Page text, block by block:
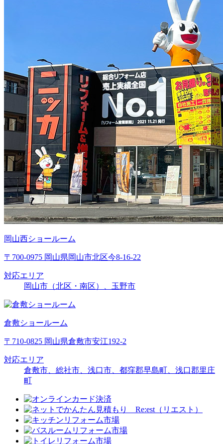
岡山西ショールーム
〒700-0975 岡山県岡山市北区今8-16-22
対応エリア
岡山市（北区・南区）、玉野市
倉敷ショールーム
〒710-0825 岡山県倉敷市安江192-2
対応エリア
倉敷市、総社市、浅口市、都窪郡早島町、浅口郡里庄
町